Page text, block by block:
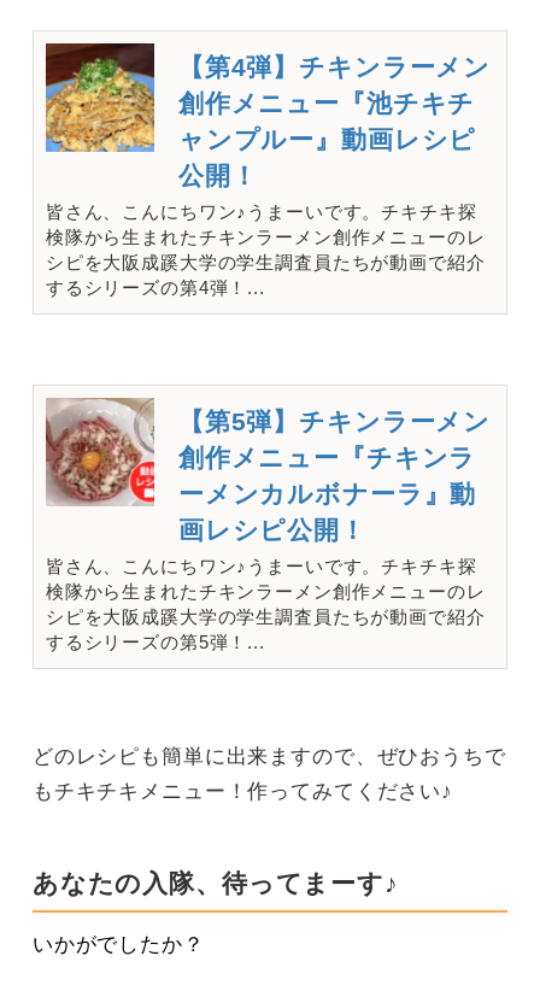
【第4弾】チキンラーメン
創作メニュー『池チキチ
ャンプルー』動画レシピ
公開！
皆さん、こんにちワン♪うまーいです。チキチキ探
検隊から生まれたチキンラーメン創作メニューのレ
シピを大阪成蹊大学の学生調査員たちが動画で紹介
するシリーズの第4弾！...
【第5弾】チキンラーメン
創作メニュー『チキンラ
ーメンカルボナーラ』動
画レシピ公開！
皆さん、こんにちワン♪うまーいです。チキチキ探
検隊から生まれたチキンラーメン創作メニューのレ
シピを大阪成蹊大学の学生調査員たちが動画で紹介
するシリーズの第5弾！...
どのレシピも簡単に出来ますので、ぜひおうちで
もチキチキメニュー！作ってみてください♪
あなたの入隊、待ってまーす♪
いかがでしたか？